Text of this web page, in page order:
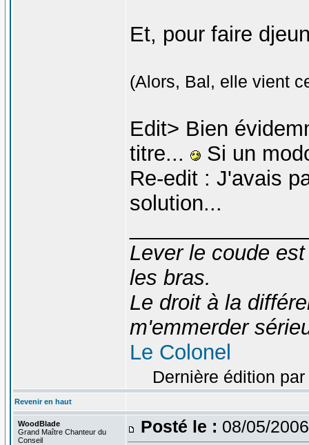
Et, pour faire
(Alors, Bal, elle vient
Edit> Bien
titre...
Si un
Re-edit : J'avais
solution...
Lever le coude
les bras.
Le droit à la
m'emmerder
Le Colonel
Dernière édition
Revenir en haut
WoodBlade
Grand Maître Chanteur du
Conseil
Posté le : 08/05/